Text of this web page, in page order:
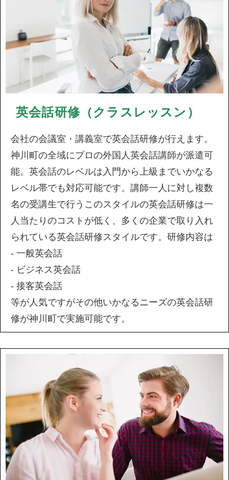
英会話研修（クラスレッスン）
会社の会議室・講義室で英会話研修が行えます。
神川町の全域にプロの外国人英会話講師が派遣可
能。英会話のレベルは入門から上級までいかなる
レベル帯でも対応可能です。講師一人に対し複数
名の受講生で行うこのスタイルの英会話研修は一
人当たりのコストが低く、多くの企業で取り入れ
られている英会話研修スタイルです。研修内容は
- 一般英会話
- ビジネス英会話
- 接客英会話
等が人気ですがその他いかなるニーズの英会話研
修が神川町で実施可能です。